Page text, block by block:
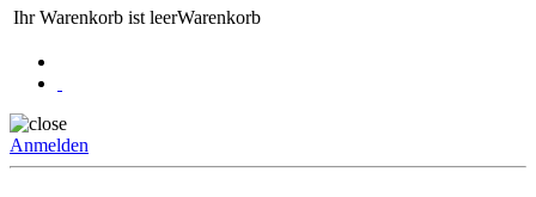
Ihr Warenkorb ist leerWarenkorb
Anmelden